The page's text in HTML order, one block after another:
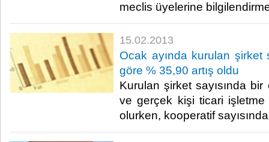
meclis üyelerine
15.02.2013
Ocak ayında kurulan şirket
göre % 35,90 artış oldu
Kurulan şirket sayısında
ve gerçek kişi ticari işletme
olurken, kooperatif